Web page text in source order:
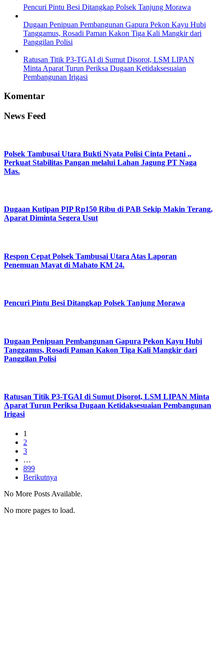
Pencuri Pintu Besi Ditangkap Polsek Tanjung Morawa
Dugaan Penipuan Pembangunan Gapura Pekon Kayu Hubi
Tanggamus, Rosadi Paman Kakon Tiga Kali Mangkir dari
Panggilan Polisi
Ratusan Titik P3-TGAI di Sumut Disorot, LSM LIPAN
Minta Aparat Turun Periksa Dugaan Ketidaksesuaian
Pembangunan Irigasi
Komentar
News Feed
Polsek Tambusai Utara Bukti Nyata Polisi Cinta Petani ,,
Perkuat Stabilitas Pangan melalui Lahan Jagung PT Naga
Mas.
Dugaan Kutipan PIP Rp150 Ribu di PAB Sekip Makin Terang,
Aparat Diminta Segera Usut
Respon Cepat Polsek Tambusai Utara Atas Laporan
Penemuan Mayat di Mahato KM 24.
Pencuri Pintu Besi Ditangkap Polsek Tanjung Morawa
Dugaan Penipuan Pembangunan Gapura Pekon Kayu Hubi
Tanggamus, Rosadi Paman Kakon Tiga Kali Mangkir dari
Panggilan Polisi
Ratusan Titik P3-TGAI di Sumut Disorot, LSM LIPAN Minta
Aparat Turun Periksa Dugaan Ketidaksesuaian Pembangunan
Irigasi
1
2
3
…
899
Berikutnya
No More Posts Available.
No more pages to load.